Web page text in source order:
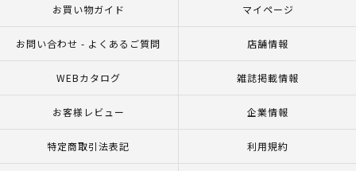
お買い物ガイド マイページ
お問い合わせ - よくあるご質問 店舗情報
WEBカタログ 雑誌掲載情報
お客様レビュー 企業情報
特定商取引法表記 利用規約